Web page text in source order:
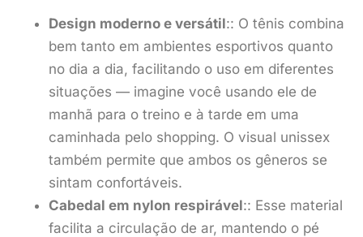
Design moderno e versátil:: O tênis combina
bem tanto em ambientes esportivos quanto
no dia a dia, facilitando o uso em diferentes
situações — imagine você usando ele de
manhã para o treino e à tarde em uma
caminhada pelo shopping. O visual unissex
também permite que ambos os gêneros se
sintam confortáveis.
Cabedal em nylon respirável:: Esse material
facilita a circulação de ar, mantendo o pé